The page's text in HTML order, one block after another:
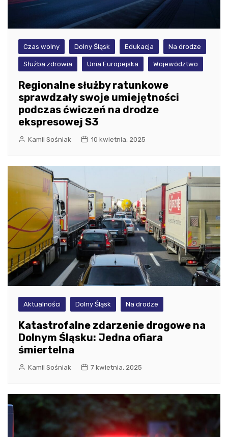
Czas wolny Dolny Śląsk Edukacja Na drodze
Służba zdrowia Unia Europejska Województwo
Regionalne służby ratunkowe
sprawdzały swoje umiejętności
podczas ćwiczeń na drodze
ekspresowej S3
Kamil Sośniak 10 kwietnia, 2025
Aktualności Dolny Śląsk Na drodze
Katastrofalne zdarzenie drogowe na
Dolnym Śląsku: Jedna ofiara
śmiertelna
Kamil Sośniak 7 kwietnia, 2025